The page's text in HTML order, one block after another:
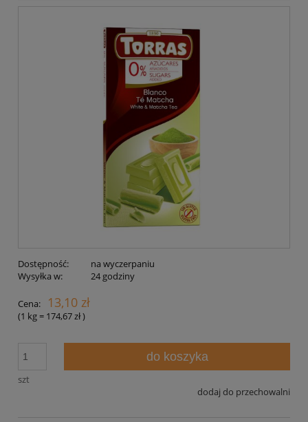
Dostępność:
na wyczerpaniu
Wysyłka w:
24 godziny
Cena: 13,10 zł
(1 kg= 174,67 zł)
szt
do koszyka
dodaj do przechowalni